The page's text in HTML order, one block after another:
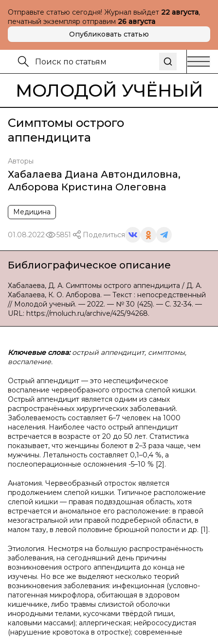
Отправьте статью сегодня! Журнал выйдет 22 августа,
печатный экземпляр отправим 26 августа
Опубликовать статью
МОЛОДОЙ УЧЁНЫЙ
Симптомы острого
аппендицита
Авторы
Хабалаева Диана Автондиловна,
Алборова Кристина Олеговна
Медицина
01.08.2022 5851 Поделиться
Библиографическое описание
Хабалаева, Д. А. Симптомы острого аппендицита / Д. А.
Хабалаева, К. О. Алборова. — Текст : непосредственный
// Молодой ученый. — 2022. — № 30 (425). — С. 32-34. —
URL: https://moluch.ru/archive/425/94268.
Ключевые слова:острый аппендицит, симптомы,
воспаление.
Острый аппендицит — это неспецифическое
воспаление червеобразного отростка слепой кишки.
Острый аппендицит является одним из самых
распространённых хирургических заболеваний.
Заболеваемость составляет 6–7 человек на 1000
населения. Наиболее часто острый аппендицит
встречается в возрасте от 20 до 50 лет. Статистика
показывает, что женщины болеют в 2–3 раза чаще, чем
мужчины. Летальность составляет 0,1–0,4 %, а
послеоперационные осложнения -5–10 % [2].
Анатомия. Червеобразный отросток является
продолжением слепой кишки. Типичное расположение
слепой кишки — правая подвздошная область, хотя
встречается и аномальное его расположение: в правой
мезогастральной или правой подреберной области, в
малом тазу, в левой половине брюшной полости и др. [1].
Этиология. Несмотря на большую распространённость
заболевания, на сегодняшний день причины
возникновения острого аппендицита до конца не
изучены. Но все же выделяют несколько теорий
возникновения заболевания: инфекционная (условно-
патогенная микрофлора, обитающая в здоровом
кишечнике, либо травмы слизистой оболочки
инородными телами, кусочками твёрдой пиши,
каловыми массами); аллергическая; нейрососудистая
(нарушение кровотока в отростке); современные